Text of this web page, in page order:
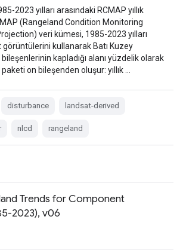
2023 yılları arasındaki RCMAP yıllık
(Rangeland Condition Monitoring
veri kümesi, 1985-2023 yılları
görüntülerini kullanarak Batı Kuzey
kapladığı alanı yüzdelik olarak
on bileşenden oluşur: yıllık …
disturbance landsat-derived
nlcd rangeland
Trends for Component
2023), v06